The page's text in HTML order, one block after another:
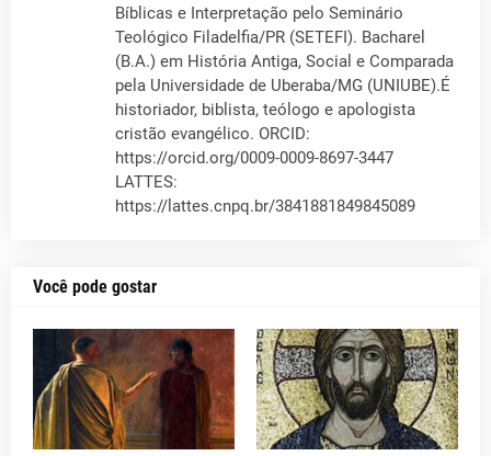
Bíblicas e Interpretação pelo Seminário
Teológico Filadelfia/PR (SETEFI). Bacharel
(B.A.) em História Antiga, Social e Comparada
pela Universidade de Uberaba/MG (UNIUBE).É
historiador, biblista, teólogo e apologista
cristão evangélico. ORCID:
https://orcid.org/0009-0009-8697-3447
LATTES:
https://lattes.cnpq.br/3841881849845089
Você pode gostar